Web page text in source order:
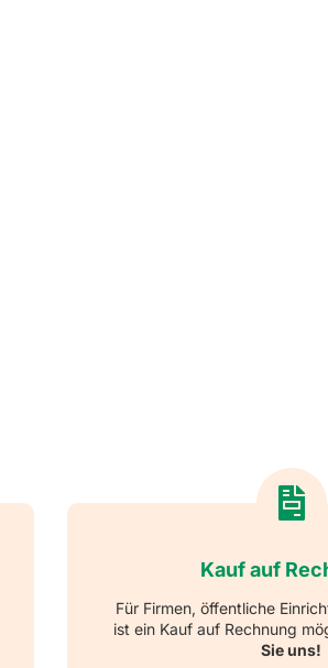
Kauf auf
Für Firmen, öffentliche
ist ein Kauf auf Rechnung
Sie uns!